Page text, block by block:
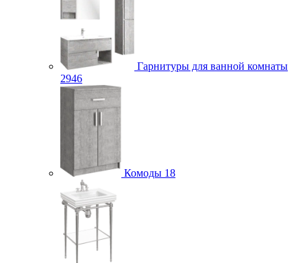
Гарнитуры для ванной комнаты
2946
Комоды 18